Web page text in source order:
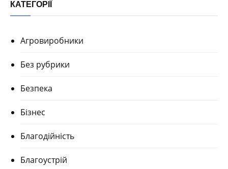
КАТЕГОРІЇ
Агровиробники
Без рубрики
Безпека
Бізнес
Благодійність
Благоустрій